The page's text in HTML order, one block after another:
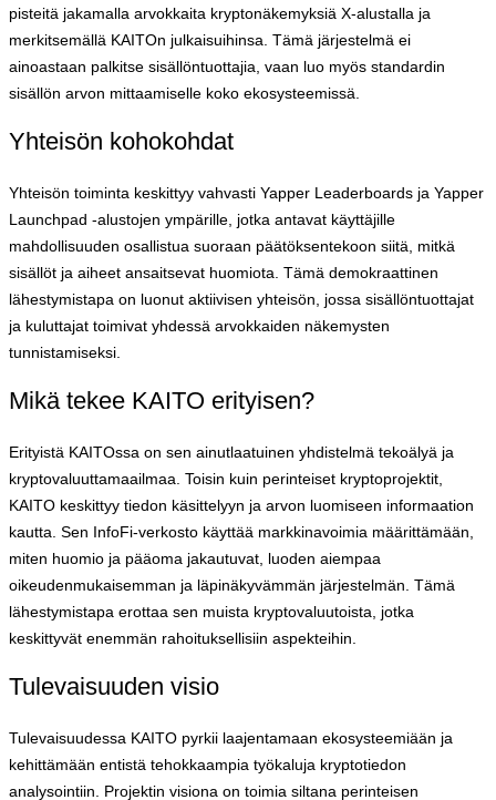
pisteitä jakamalla arvokkaita kryptonäkemyksiä X-alustalla ja
merkitsemällä KAITOn julkaisuihinsa. Tämä järjestelmä ei
ainoastaan palkitse sisällöntuottajia, vaan luo myös standardin
sisällön arvon mittaamiselle koko ekosysteemissä.
Yhteisön kohokohdat
Yhteisön toiminta keskittyy vahvasti Yapper Leaderboards ja Yapper
Launchpad -alustojen ympärille, jotka antavat käyttäjille
mahdollisuuden osallistua suoraan päätöksentekoon siitä, mitkä
sisällöt ja aiheet ansaitsevat huomiota. Tämä demokraattinen
lähestymistapa on luonut aktiivisen yhteisön, jossa sisällöntuottajat
ja kuluttajat toimivat yhdessä arvokkaiden näkemysten
tunnistamiseksi.
Mikä tekee KAITO erityisen?
Erityistä KAITOssa on sen ainutlaatuinen yhdistelmä tekoälyä ja
kryptovaluuttamaailmaa. Toisin kuin perinteiset kryptoprojektit,
KAITO keskittyy tiedon käsittelyyn ja arvon luomiseen informaation
kautta. Sen InfoFi-verkosto käyttää markkinavoimia määrittämään,
miten huomio ja pääoma jakautuvat, luoden aiempaa
oikeudenmukaisemman ja läpinäkyvämmän järjestelmän. Tämä
lähestymistapa erottaa sen muista kryptovaluutoista, jotka
keskittyvät enemmän rahoituksellisiin aspekteihin.
Tulevaisuuden visio
Tulevaisuudessa KAITO pyrkii laajentamaan ekosysteemiään ja
kehittämään entistä tehokkaampia työkaluja kryptotiedon
analysointiin. Projektin visiona on toimia siltana perinteisen